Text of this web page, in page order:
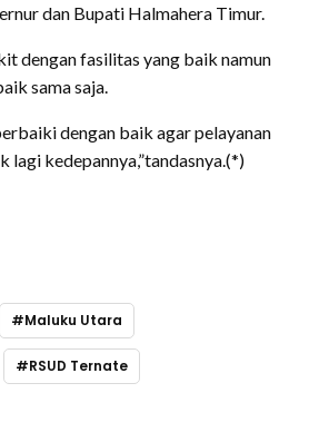
dan Bupati Halmahera Timur.
dengan fasilitas yang baik namun
sama saja.
dengan baik agar pelayanan
lagi kedepannya,”tandasnya.(*)
Maluku Utara
RSUD Ternate